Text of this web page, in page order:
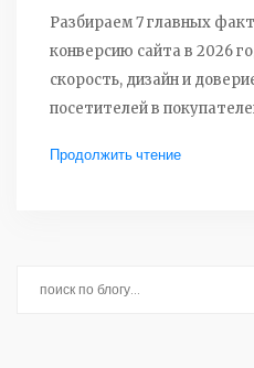
Разбираем 7 главных
конверсию сайта в 2026
скорость, дизайн и
посетителей в
Продолжить чтение